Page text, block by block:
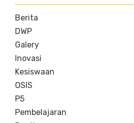
Berita
DWP
Galery
Inovasi
Kesiswaan
OSIS
P5
Pembelajaran